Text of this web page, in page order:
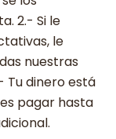
2.- Si le
le
nuestras
Tu dinero está
pagar hasta